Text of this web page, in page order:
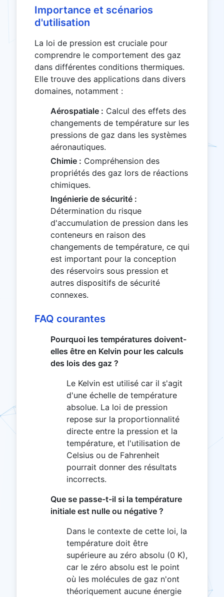
Importance et scénarios
d'utilisation
La loi de pression est cruciale pour
comprendre le comportement des gaz
dans différentes conditions thermiques.
Elle trouve des applications dans divers
domaines, notamment :
Aérospatiale : Calcul des effets des
changements de température sur les
pressions de gaz dans les systèmes
aéronautiques.
Chimie : Compréhension des
propriétés des gaz lors de réactions
chimiques.
Ingénierie de sécurité :
Détermination du risque
d'accumulation de pression dans les
conteneurs en raison des
changements de température, ce qui
est important pour la conception
des réservoirs sous pression et
autres dispositifs de sécurité
connexes.
FAQ courantes
Pourquoi les températures doivent-
elles être en Kelvin pour les calculs
des lois des gaz ?
Le Kelvin est utilisé car il s'agit
d'une échelle de température
absolue. La loi de pression
repose sur la proportionnalité
directe entre la pression et la
température, et l'utilisation de
Celsius ou de Fahrenheit
pourrait donner des résultats
incorrects.
Que se passe-t-il si la température
initiale est nulle ou négative ?
Dans le contexte de cette loi, la
température doit être
supérieure au zéro absolu (0 K),
car le zéro absolu est le point
où les molécules de gaz n'ont
théoriquement aucune énergie